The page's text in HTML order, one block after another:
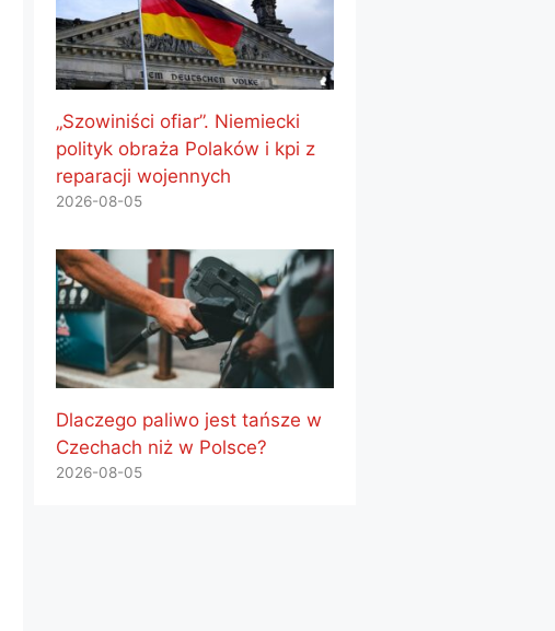
„Szowiniści ofiar”. Niemiecki
polityk obraża Polaków i kpi z
reparacji wojennych
2026-08-05
Dlaczego paliwo jest tańsze w
Czechach niż w Polsce?
2026-08-05